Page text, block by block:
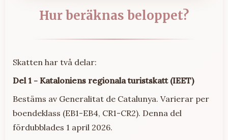
Hur beräknas beloppet?
Skatten har två delar:
Del 1 - Kataloniens regionala turistskatt (IEET)
Bestäms av Generalitat de Catalunya. Varierar per
boendeklass (EB1-EB4, CR1-CR2). Denna del
fördubblades 1 april 2026.